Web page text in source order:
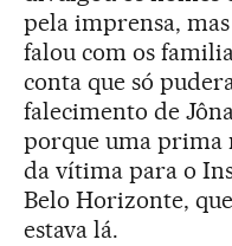
pela imprensa,
falou com os
conta que só
falecimento de
porque uma prima
da vítima para o
Belo Horizonte,
estava lá.